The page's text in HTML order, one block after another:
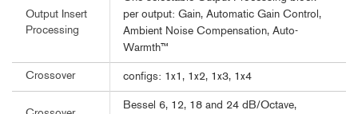
Output Insert
Processing
per output: Gain, Automatic Gain Control,
Ambient Noise Compensation, Auto-
Warmth™
Crossover configs: 1x1, 1x2, 1x3, 1x4
Bessel 6, 12, 18 and 24 dB/Octave,